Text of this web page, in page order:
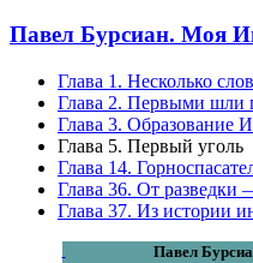
Павел Бурсиан. Моя
Глава 1. Несколько
Глава 2. Первыми шли
Глава 3. Образование
Глава 5. Первый уголь
Глава 14.
Глава 36. От разведки
Глава 37. Из истории
Павел